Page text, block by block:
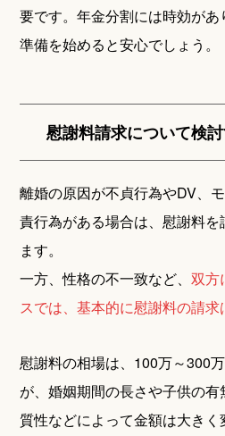
要です。年金分割には時効が
準備を始めると安心でしょう。
慰謝料請求について検
離婚の原因が不貞行為やDV、
責行為がある場合は、慰謝料を
ます。
一方、性格の不一致など、双方
スでは、基本的に慰謝料の請求
慰謝料の相場は、100万～300
が、婚姻期間の長さや子供の
質性などによって金額は大きく